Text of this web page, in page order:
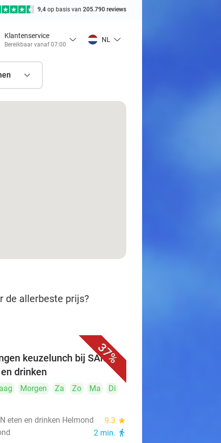
9,4 op basis van 205.790 reviews
Klantenservice
Bereikbaar vanaf 07:00
NL
de allerbeste prijs?
37%
keuzelunch bij SAMEN
drinken
Morgen Za Zo Ma
Di
eten en drinken Helmond
9.3 star
2 min. directions_walk